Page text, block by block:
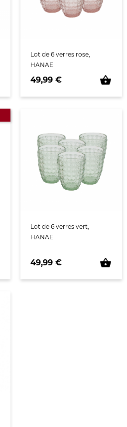
Lot de 6 verres rose,
HANAE
Prix
49,99 € shopping_basket
Lot de 6 verres vert,
HANAE
Prix
49,99 € shopping_basket